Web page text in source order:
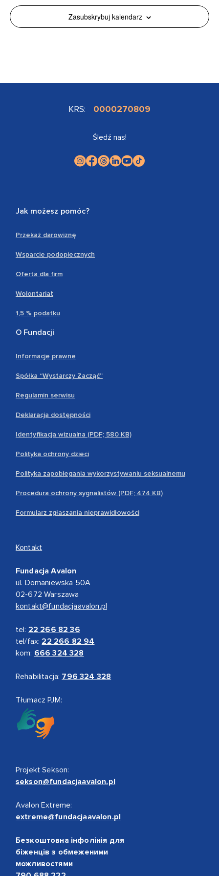
Zasubskrybuj kalendarz
KRS: 0000270809
Śledź nas!
Jak możesz pomóc?
Przekaż darowiznę
Wsparcie podopiecznych
Oferta dla firm
Wolontariat
1,5 % podatku
O Fundacji
Informacje prawne
Spółka “Wystarczy Zacząć”
Regulamin serwisu
Deklaracja dostępności
Identyfikacja wizualna (PDF; 580 KB)
Polityka ochrony dzieci
Polityka zapobiegania wykorzystywaniu seksualnemu
Procedura ochrony sygnalistów (PDF; 474 KB)
Formularz zgłaszania nieprawidłowości
Kontakt
Fundacja Avalon
ul. Domaniewska 50A
02-672 Warszawa
kontakt@fundacjaavalon.pl
tel: 22 266 82 36
tel/fax: 22 266 82 94
kom: 666 324 328
Rehabilitacja: 796 324 328
Tłumacz PJM:
Projekt Sekson:
sekson@fundacjaavalon.pl
Avalon Extreme:
extreme@fundacjaavalon.pl
Безкоштовна інфолінія для
біженців з обмеженими
можливостями